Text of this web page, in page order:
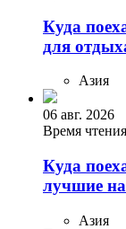
Куда
для
Азия
06 авг. 2026
Время
Куда
лучшие
Азия